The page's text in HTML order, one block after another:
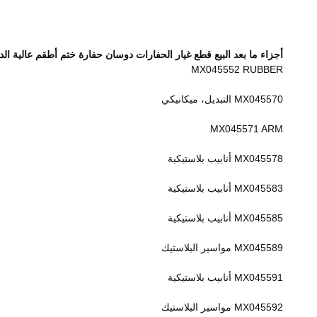
أجزاء ما بعد البيع قطع غيار الحفارات دوسان حفارة ختم أطقم عالية
MX045552 RUBBER
MX045570 التبديل، ميكانيكي
MX045571 ARM
MX045578 أنابيب بلاستيكية
MX045583 أنابيب بلاستيكية
MX045585 أنابيب بلاستيكية
MX045589 مواسير البلاستيك
MX045591 أنابيب بلاستيكية
MX045592 مواسير البلاستيك